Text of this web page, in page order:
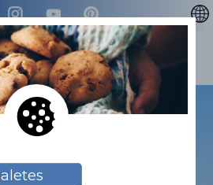
ENGLISH
ESPAÑOL
FRANÇAIS